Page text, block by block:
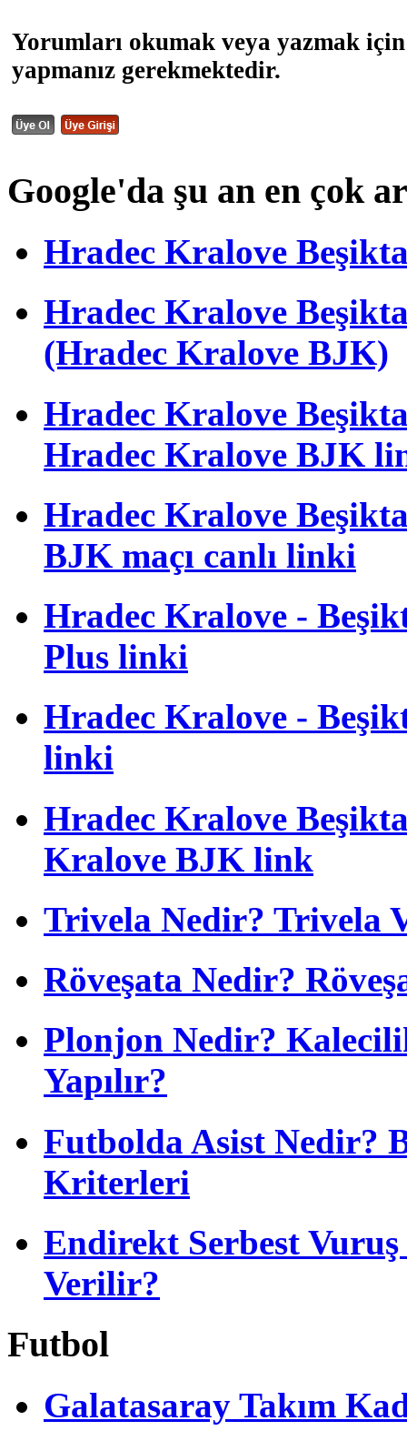
Yorumları okumak veya yazmak
yapmanız gerekmektedir.
Google'da şu an en çok
Hradec Kralove
Hradec Kralove
(Hradec Kralove BJK)
Hradec Kralove
Hradec Kralove BJK
Hradec Kralove
BJK maçı canlı linki
Hradec Kralove -
Plus linki
Hradec Kralove -
linki
Hradec Kralove
Kralove BJK link
Trivela Nedir? Trivela
Röveşata Nedir?
Plonjon Nedir?
Yapılır?
Futbolda Asist Nedir?
Kriterleri
Endirekt Serbest
Verilir?
Futbol
Galatasaray Takım